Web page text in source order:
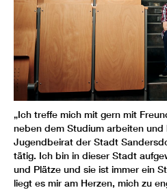
„Ich treffe mich mit gern mit
neben dem Studium arbeiten
Jugendbeirat der Stadt
tätig. Ich bin in dieser Stadt
und Plätze und sie ist immer ein
liegt es mir am Herzen, mich zu